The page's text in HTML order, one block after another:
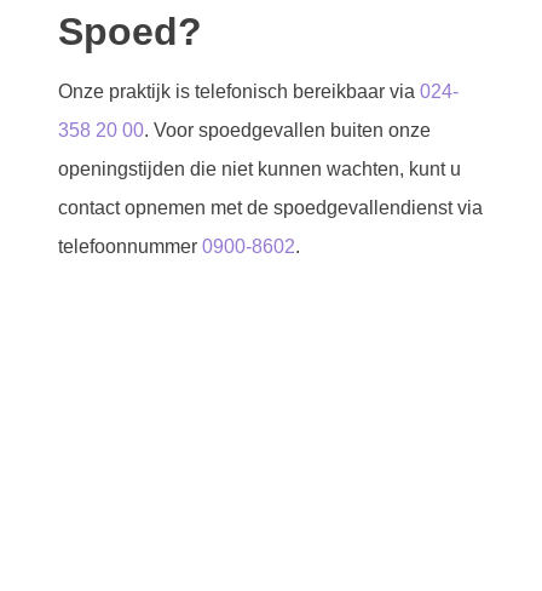
Spoed?
Onze praktijk is telefonisch bereikbaar via 024-
358 20 00. Voor spoedgevallen buiten onze
openingstijden die niet kunnen wachten, kunt u
contact opnemen met de spoedgevallendienst via
telefoonnummer 0900-8602.